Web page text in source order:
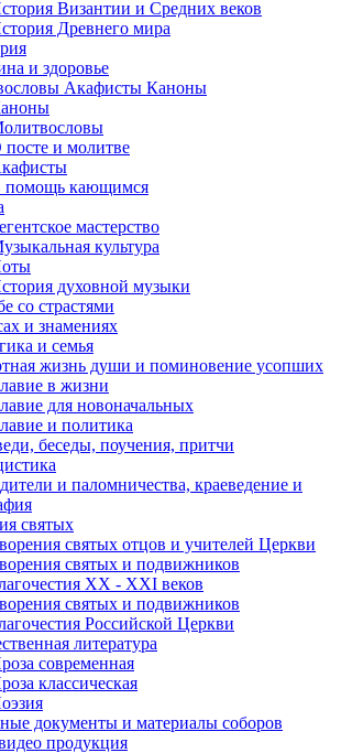
Византии и Средних веков
Древнего мира
и здоровье
Акафисты Каноны
и молитве
помощь кающимся
мастерство
культура
духовной музыки
со страстями
и знамениях
и семья
жизнь души и поминовение усопших
в жизни
для новоначальных
и политика
беседы, поучения, притчи
и паломничества, краеведение и
святых
святых отцов и учителей Церкви
святых и подвижников
ХХ - ХХI веков
святых и подвижников
Российской Церкви
литература
современная
классическая
документы и материалы соборов
продукция